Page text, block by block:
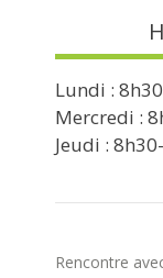
Lundi :
Mercredi :
Jeudi :
Rencontre